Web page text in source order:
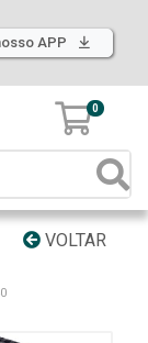
APP
0
VOLTAR